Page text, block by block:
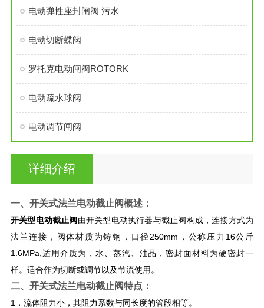
电动弹性座封闸阀 污水
电动切断蝶阀
罗托克电动闸阀ROTORK
电动疏水球阀
电动调节闸阀
详细介绍
一、 开关式法兰电动截止阀概述：
开关型电动截止阀由开关型电动执行器与截止阀构成，连接方式为
法兰连接，阀体材质为铸钢，口径250mm，公称压力16公斤
1.6MPa,适用介质为，水、蒸汽、油品，密封面材料为硬密封一
样。适合作为切断或调节以及节流使用。
二、 开关式法兰电动截止阀特点：
1．流体阻力小，其阻力系数与同长度的管段相等。